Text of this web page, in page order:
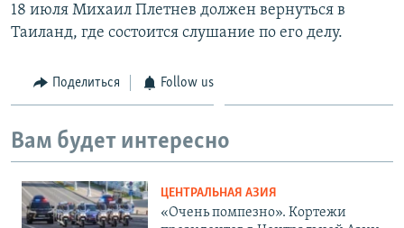
18 июля Михаил Плетнев должен вернуться в
Таиланд, где состоится слушание по его делу.
Поделиться Follow us
Вам будет интересно
ЦЕНТРАЛЬНАЯ АЗИЯ
«Очень помпезно». Кортежи